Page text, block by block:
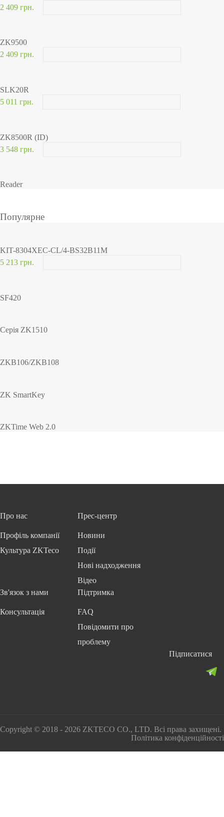
2 409 грн.
ZK9500
2 409 грн.
SLK20R
5 011 грн.
ZK8500R (ID)
3 548 грн.
Reader
Популярне
KIT-8304XEC-CL/4-BS32B11M
5 213 грн.
SF420
Серія ZK1510
ZKB106/ZKB108
ZK SmartKey
ZKTime Web 2.0
Про нас
Профіль компанії
Культура ZKTeco
Прес-центр
Новини
Події
Нові надходження
Відео
Зв'язок з нами
Консультація
Підтримка
FAQ
Повідомити про
проблему
Підписатися
Copyright © 2018 - 2026 ZKTECO CO., LTD. Всі права захищені.
Політика конфіденційності